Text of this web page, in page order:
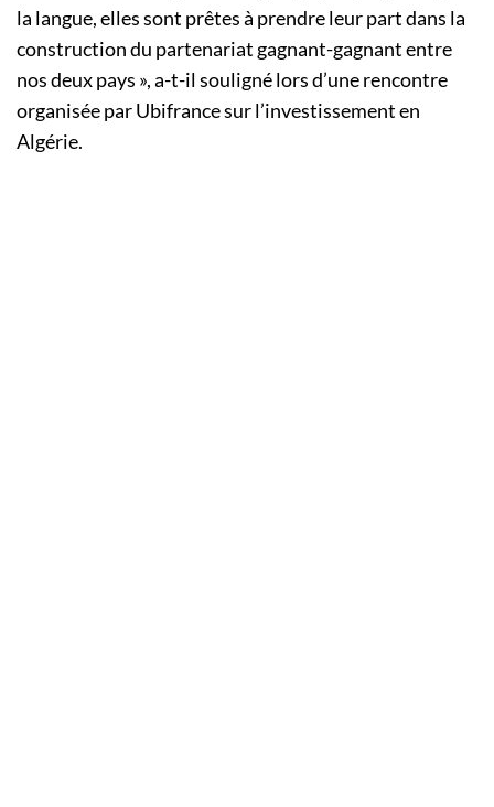
la langue, elles sont prêtes à prendre leur part dans la
construction du partenariat gagnant-gagnant entre
nos deux pays », a-t-il souligné lors d’une rencontre
organisée par Ubifrance sur l’investissement en
Algérie.